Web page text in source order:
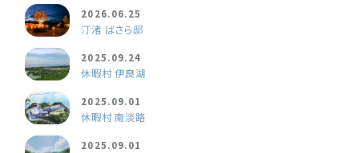
2026.06.25
汀渚 ばさら邸
2025.09.24
休暇村 伊良湖
2025.09.01
休暇村 南淡路
2025.09.01